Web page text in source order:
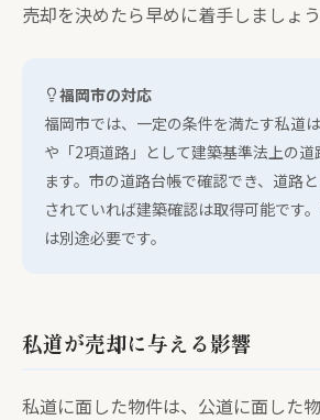
売却を決めたら早めに着手しましょう
福岡市の対応
福岡市では、一定の条件を満たす私道
や「2項道路」として建築基準法上の
ます。市の道路台帳で確認でき、道路
されていれば建築確認は取得可能です
は別途必要です。
私道が売却に与える影響
私道に面した物件は、公道に面した